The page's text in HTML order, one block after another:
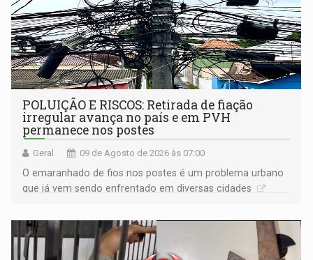
POLUIÇÃO E RISCOS: Retirada de fiação
irregular avança no país e em PVH
permanece nos postes
Geral 09 de Agosto de 2026 às 07:00
O emaranhado de fios nos postes é um problema urbano
que já vem sendo enfrentado em diversas cidades